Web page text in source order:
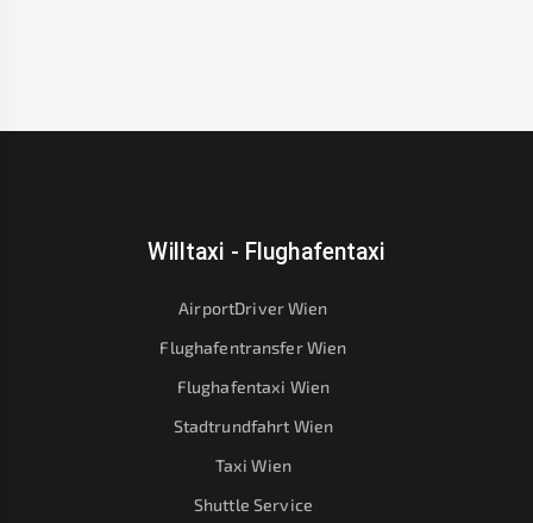
Willtaxi - Flughafentaxi
AirportDriver Wien
Flughafentransfer Wien
Flughafentaxi Wien
Stadtrundfahrt Wien
Taxi Wien
Shuttle Service